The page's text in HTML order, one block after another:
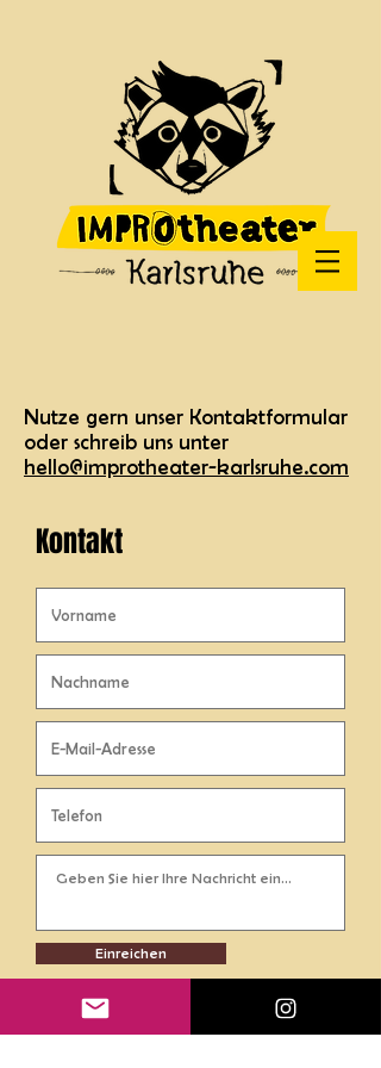
Nutze gern unser Kontaktformular
oder schreib uns unter
hello@improtheater-karlsruhe.com
Kontakt
Einreichen